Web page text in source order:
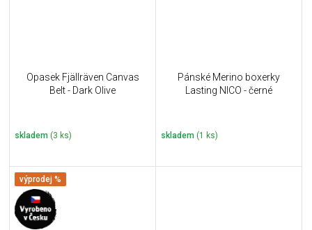
Opasek Fjällräven Canvas
Belt - Dark Olive
skladem (3 ks)
Pánské Merino boxerky
Lasting NICO - černé
skladem (1 ks)
výprodej %